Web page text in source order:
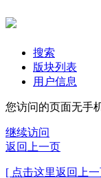
搜索
版块列表
用户信息
您访问的页面无手
继续访问
返回上一页
[ 点击这里返回上